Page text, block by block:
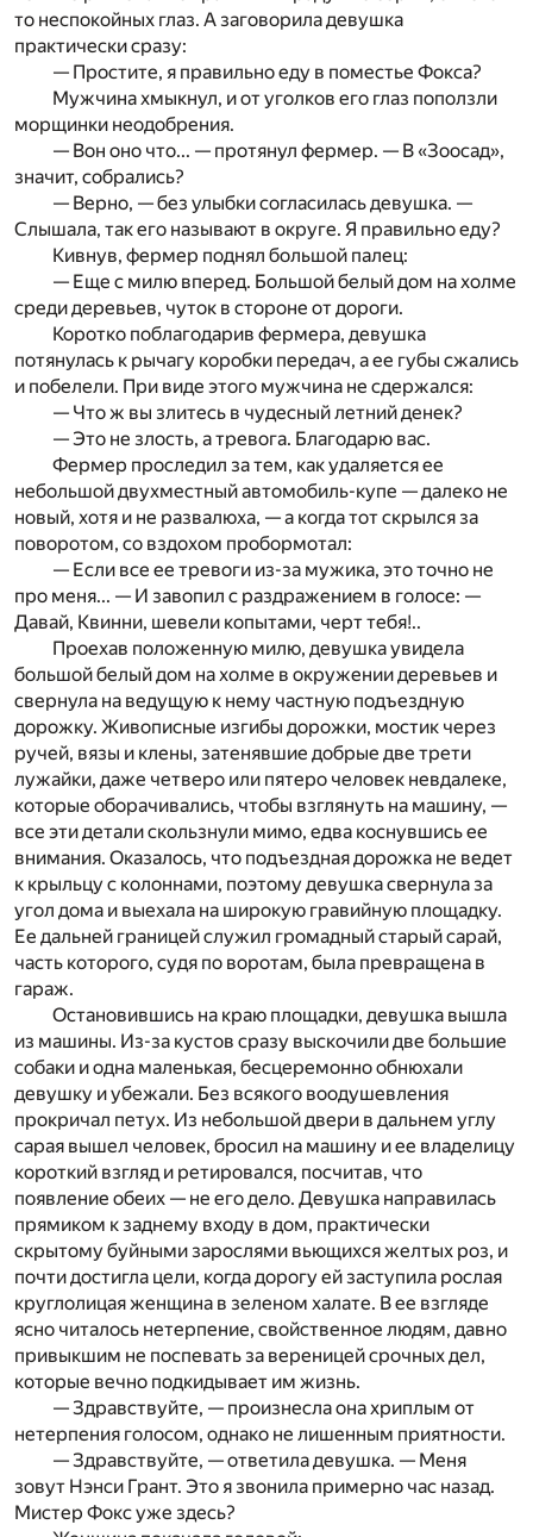
то неспокойных глаз. А заговорила девушка
практически сразу:
— Простите, я правильно еду в поместье Фокса?
Мужчина хмыкнул, и от уголков его глаз поползли
морщинки неодобрения.
— Вон оно что... — протянул фермер. — В «Зоосад»,
значит, собрались?
— Верно, — без улыбки согласилась девушка. —
Слышала, так его называют в округе. Я правильно еду?
Кивнув, фермер поднял большой палец:
— Еще с милю вперед. Большой белый дом на холме
среди деревьев, чуток в стороне от дороги.
Коротко поблагодарив фермера, девушка
потянулась к рычагу коробки передач, а ее губы сжались
и побелели. При виде этого мужчина не сдержался:
— Что ж вы злитесь в чудесный летний денек?
— Это не злость, а тревога. Благодарю вас.
Фермер проследил за тем, как удаляется ее
небольшой двухместный автомобиль-купе — далеко не
новый, хотя и не развалюха, — а когда тот скрылся за
поворотом, со вздохом пробормотал:
— Если все ее тревоги из-за мужика, это точно не
про меня... — И завопил с раздражением в голосе: —
Давай, Квинни, шевели копытами, черт тебя!..
Проехав положенную милю, девушка увидела
большой белый дом на холме в окружении деревьев и
свернула на ведущую к нему частную подъездную
дорожку. Живописные изгибы дорожки, мостик через
ручей, вязы и клены, затенявшие добрые две трети
лужайки, даже четверо или пятеро человек невдалеке,
которые оборачивались, чтобы взглянуть на машину, —
все эти детали скользнули мимо, едва коснувшись ее
внимания. Оказалось, что подъездная дорожка не ведет
к крыльцу с колоннами, поэтому девушка свернула за
угол дома и выехала на широкую гравийную площадку.
Ее дальней границей служил громадный старый сарай,
часть которого, судя по воротам, была превращена в
гараж.
Остановившись на краю площадки, девушка вышла
из машины. Из-за кустов сразу выскочили две большие
собаки и одна маленькая, бесцеремонно обнюхали
девушку и убежали. Без всякого воодушевления
прокричал петух. Из небольшой двери в дальнем углу
сарая вышел человек, бросил на машину и ее владелицу
короткий взгляд и ретировался, посчитав, что
появление обеих — не его дело. Девушка направилась
прямиком к заднему входу в дом, практически
скрытому буйными зарослями вьющихся желтых роз, и
почти достигла цели, когда дорогу ей заступила рослая
круглолицая женщина в зеленом халате. В ее взгляде
ясно читалось нетерпение, свойственное людям, давно
привыкшим не поспевать за вереницей срочных дел,
которые вечно подкидывает им жизнь.
— Здравствуйте, — произнесла она хриплым от
нетерпения голосом, однако не лишенным приятности.
— Здравствуйте, — ответила девушка. — Меня
зовут Нэнси Грант. Это я звонила примерно час назад.
Мистер Фокс уже здесь?